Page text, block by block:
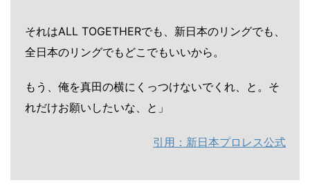
それはALL TOGETHERでも、新日本のリングでも、
全日本のリングでもどこでもいいから。
もう、俺を真田の横にくっつけないでくれ、と。そ
れだけお願いしたいな、と」
引用：新日本プロレス公式